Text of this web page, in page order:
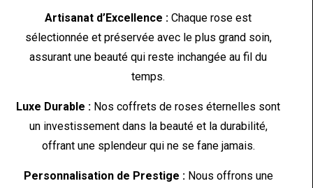
Artisanat d’Excellence : Chaque rose est
sélectionnée et préservée avec le plus grand soin,
assurant une beauté qui reste inchangée au fil du
temps.
Luxe Durable : Nos coffrets de roses éternelles sont
un investissement dans la beauté et la durabilité,
offrant une splendeur qui ne se fane jamais.
Personnalisation de Prestige :Nous offrons une